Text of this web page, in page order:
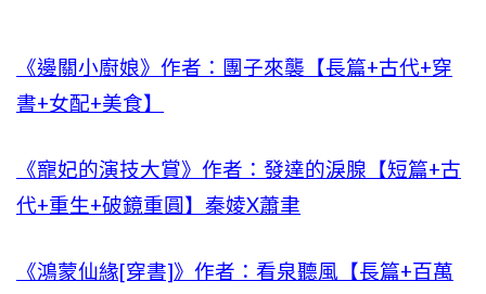
《邊關小廚娘》作者：團子來襲【長篇+古代+穿
書+女配+美食】
《寵妃的演技大賞》作者：發達的淚腺【短篇+古
代+重生+破鏡重圓】秦婈X蕭聿
《鴻蒙仙緣[穿書]》作者：看泉聽風【長篇+百萬